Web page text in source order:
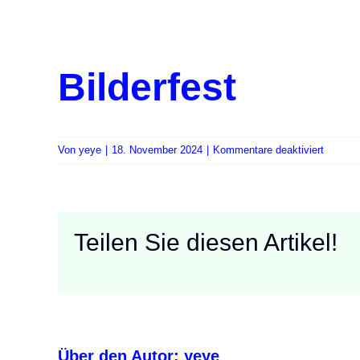
Bilderfest
Von yeye | 18. November 2024 | Kommentare deaktiviertfür
Teilen Sie diesen Artikel!
Über den Autor: yeye